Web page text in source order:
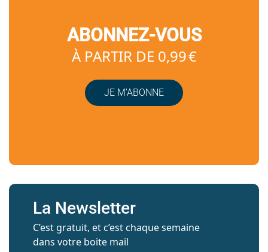
ABONNEZ-VOUS
À PARTIR DE 0,99 €
JE M’ABONNE
La Newsletter
C’est gratuit, et c’est chaque semaine
dans votre boite mail